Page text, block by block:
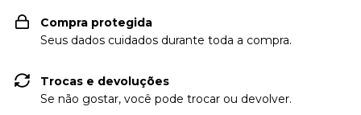
Compra protegida
Seus dados cuidados durante toda a compra.
Trocas e devoluções
Se não gostar, você pode trocar ou devolver.